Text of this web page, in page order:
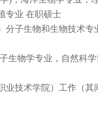
专业 在职硕士
子生物和生物技术专
生物学专业，自然科学
技术学院）工作（其